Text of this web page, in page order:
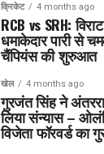
क्रिकेट 4 months ago
RCB vs SRH:
धमाकेदार पारी से
चैंपियंस की शुरुआत
खेल 4 months ago
गुरजंत सिंह ने
लिया संन्यास –
विजेता फॉरवर्ड का